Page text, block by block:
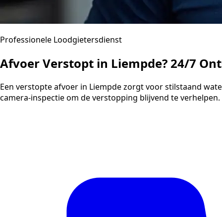
Professionele Loodgietersdienst
Afvoer Verstopt in Liempde? 24/7
Een verstopte afvoer in Liempde zorgt voor stilstaand
camera-inspectie om de verstopping blijvend te